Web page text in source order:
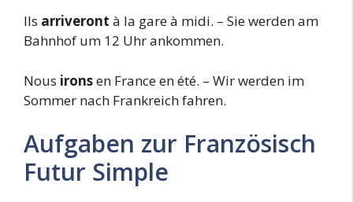
Ils arriveront à la gare à midi. – Sie werden am
Bahnhof um 12 Uhr ankommen.
Nous ironsen France en été. – Wir werden im
Sommer nach Frankreich fahren.
Aufgaben zur Französisch
Futur Simple